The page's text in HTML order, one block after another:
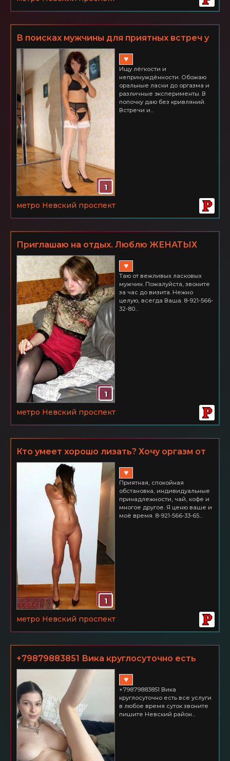
В поисках мужчины для приятных встреч у
меня дома. Невский р-н
1
♥
Ищу лёгкости и
непринуждённости. Обожаю
оральные ласки до оргазма и
различные эксперименты. В
попочку даю без кривляний.
Встречи и...
метро Невский проспект
Приглашаю на отдых. Люблю ЖЕНАТЫХ
мальчиков. Невский р-н
1
♥
Таю от вежливых ласковых
мужчин. Пожалуйста, звоните
за час до визита. Нежно
целую, всегда Ваша. 8-921-566-
32-80...
метро Невский проспект
Кто умеет хорошо лизать? Хочу оргазм от
язычка. Невский р-н.
1
♥
Приятная, спокойная
обстановка, индивидуальные
принадлежности, чай, кофе и
многое другое. Я ценю ваше и
моё время. 8-921-566-33-65...
метро Невский проспект
+79879883851 Вика круглосуточно есть
все услуги в любое время суток звоните
пишите
♥
+79879883851 Вика
круглосуточно есть все услуги
в любое время суток звоните
пишите Невский район...